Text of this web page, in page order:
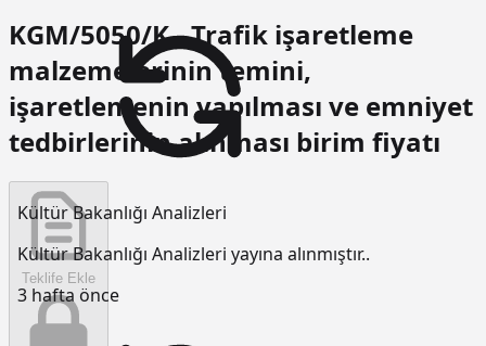
Kültür Bakanlığı Analizleri
Kültür Bakanlığı Analizleri yayına alınmıştır..
3 hafta önce
KGM/5050/K - Trafik işaretleme
malzemelerinin temini,
işaretlemenin yapılması ve emniyet
tedbirlerinin alınması birim fiyatı
Teklife Ekle